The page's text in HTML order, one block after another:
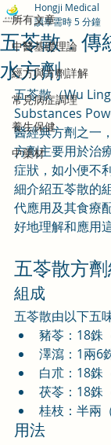
所有文章
中醫基礎理論
經方與方劑詳解
常見病症調理
養生保健
中藥材
五苓散：傳
水方劑
Hongji Medical
讀畢需時 5 分鐘
五苓散（Wu
Substances
醫經典方劑之一
方劑主要用於治
症狀，如小便不
細介紹五苓散的
代應用及其食療
好地理解和應用
五苓散方
組成
五苓散由以下五
豬苓：18銖
澤瀉：1兩6
白朮：18銖
茯苓：18銖
桂枝：半兩
用法